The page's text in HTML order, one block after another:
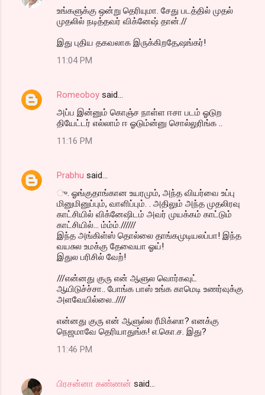
உங்களுக்கு ஒன்று தெரியுமா. சேது படத்தில் முதல்
முதலில் நடித்தவர் விக்னேஷ் தான்.//
இது புதிய தகவலாக இருக்கிறதே,ஷங்கர்!
11:04 PM
Romeoboy said…
அப்ப இன்னும் கொஞ்ச நாள்ள ஈசா படம் ஓடுற
தியேட்டர் எல்லாம் ஈ ஓடும்ன்னு சொல்லுரிங்க ..
11:16 PM
Prabhu said…
ு. ஓங்குதாங்கான உயரமும், அந்த வியர்வை உப்பு
மினுமினுப்பும், வாளிப்பும். . அதிலும் அந்த முதலிரவு
காட்சியில் விக்னேஷிடம் அவர் முயக்கம் காட்டும்
காட்சியில்… ம்ம்ம்.//////
இந்த அங்கிள்ஸ் தொல்லை தாங்கமுடியலப்பா! இந்த
வயசுல உமக்கு தேவையா ஓய்!
இதுல பரிசில் வேற்!
///என்னது குரு என் ஆளுல வொர்கவுட்
ஆயிடுச்ச்சா.. போங்க பாஸ் உங்க காமெடி உணர்வுக்கு
அளவேயில்லை..////
என்னது குரு என் ஆளுல்ல ரீமிக்ஸா? எனக்கு
நெஜமாவே தெரியாதுங்க! எ.கொ.ச. இது?
11:46 PM
பிரசன்னா கண்ணன் said…